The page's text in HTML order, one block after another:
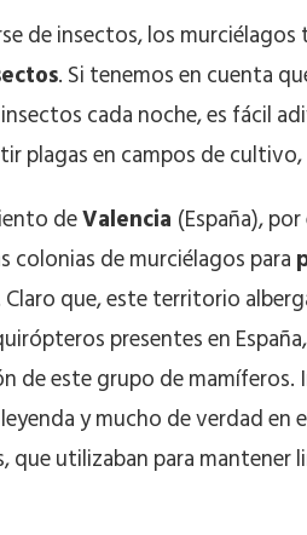
de insectos, los
. Si tenemos en cuenta
cada noche, es fácil
plagas en campos de
deValencia (España),
colonias de murciélagos para
Claro que, este territorio
presentes en
de este grupo de
y mucho de verdad en
que utilizaban para mantener